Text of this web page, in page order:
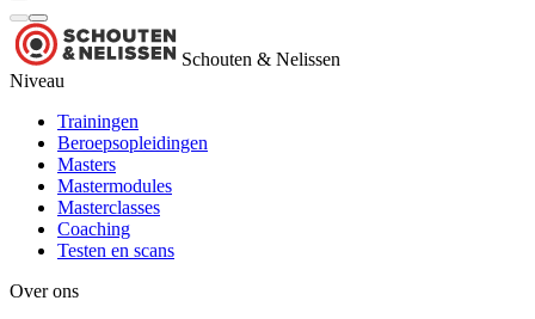
Schouten & Nelissen
Niveau
Trainingen
Beroepsopleidingen
Masters
Mastermodules
Masterclasses
Coaching
Testen en scans
Over ons